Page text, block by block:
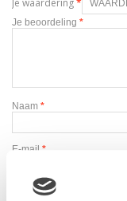
Je beoordeling *
Naam *
E-mail *